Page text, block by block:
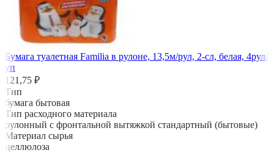
Бумага туалетная Familia в рулоне, 13,5м/рул, 2-сл, белая, 4рул/
уп
121,75 ₽
Тип
бумага бытовая
Тип расходного материала
рулонный с фронтальной вытяжкой стандартный (бытовые)
Материал сырья
целлюлоза